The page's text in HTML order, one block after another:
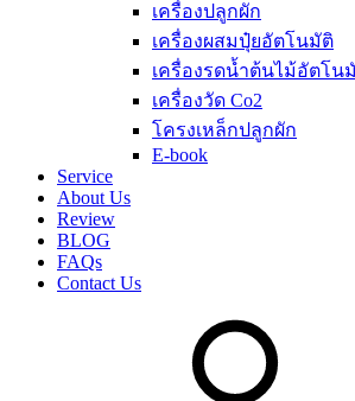
เครื่องปลูกผัก
เครื่องผสมปุ๋ยอัตโนมัติ
เครื่องรดน้ำต้นไม้อัตโน
เครื่องวัด Co2
โครงเหล็กปลูกผัก
E-book
Service
About Us
Review
BLOG
FAQs
Contact Us